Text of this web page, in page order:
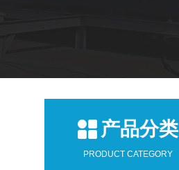
产品分类
PRODUCT CATEGORY